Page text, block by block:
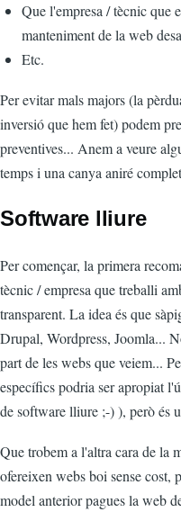
Que l'empresa / tècnic que
manteniment de la web
Etc.
Per evitar mals majors (la
inversió que hem fet) podem
preventives... Anem a veure
temps i una canya aniré
Software lliure
Per començar, la primera
tècnic / empresa que treballi
transparent. La idea és que
Drupal, Wordpress, Joomla...
part de les webs que veiem...
específics podria ser apropiat
de software lliure ;-) ), però és
Que trobem a l'altra cara de la
ofereixen webs boi sense cost,
model anterior pagues la web